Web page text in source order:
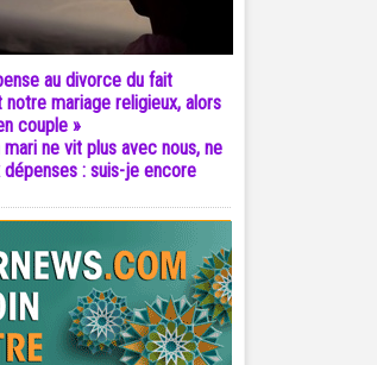
au divorce du fait
notre mariage religieux, alors
couple »
mari ne vit plus avec nous, ne
: suis-je encore